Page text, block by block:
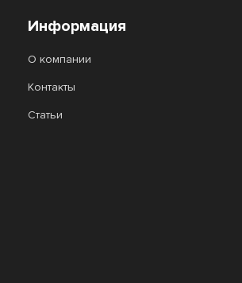
Информация
О компании
Контакты
Статьи